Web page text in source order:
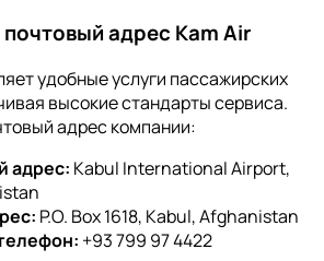
адрес Kam Air
удобные услуги пассажирских
высокие стандарты сервиса.
адрес компании:
адрес: Kabul International Airport,
P.O. Box 1618, Kabul, Afghanistan
+93 799 97 4422